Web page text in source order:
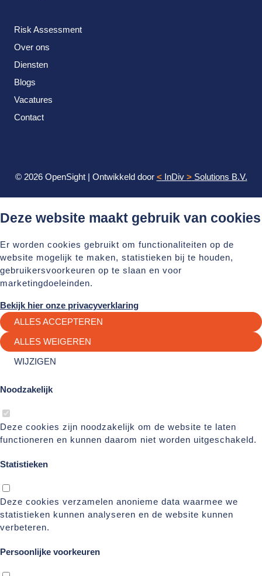
Risk Assessment
Over ons
Diensten
Blogs
Vacatures
Contact
© 2026 OpenSight| Ontwikkeld door <InDiv >Solutions B.V.
Deze website maakt gebruik van cookies
Er worden cookies gebruikt om functionaliteiten op de
website mogelijk te maken, statistieken bij te houden,
gebruikersvoorkeuren op te slaan en voor
marketingdoeleinden.
Bekijk hier onze privacyverklaring
ALLES ACCEPTEREN
ALLES WEIGEREN
WIJZIGEN
Noodzakelijk
Deze cookies zijn noodzakelijk om de website te laten
functioneren en kunnen daarom niet worden uitgeschakeld.
Statistieken
Deze cookies verzamelen anonieme data waarmee we
statistieken kunnen analyseren en de website kunnen
verbeteren.
Persoonlijke voorkeuren